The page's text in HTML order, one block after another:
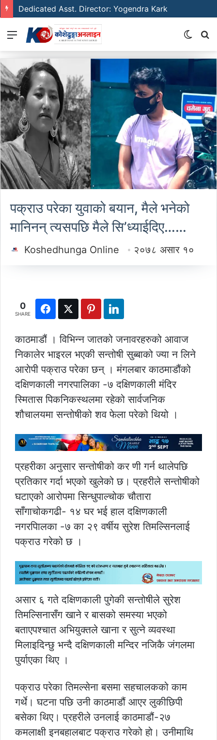
Dedicated Asst. Director: Yogendra Kark
Menu
Switch
पक्राउ परेका युवाको बयान, मैले भनेको
मानिनन् त्यसपछि मैले सि’ध्याईदिए……
Koshedhunga Online २०७८ असार १०
0
SHARE
काठमाडौं । विभिन्न जातको जनावरहरुको आवाज
निकालेर भाइरल भएकी सन्तोषी सुब्बाको ज्या न लिने
आराेपी पक्राउ परेका छन् । मंगलबार काठमाडौंको
दक्षिणकाली नगरपालिका -७ दक्षिणकाली मंदिर
स्मितास पिकनिकस्थलमा रहेको सार्वजनिक
शौचालयमा सन्तोषीको शव फेला परेको थियो ।
प्रहरीका अनुसार सन्तोषीको कर णी गर्न थालेपछि
प्रतिकार गर्दा भएको खुलेको छ। प्रहरीले सन्तोषीको
घटाएको आरोपमा सिन्धुपाल्चोक चौतारा
साँगाचोकगढी- १४ घर भई हाल दक्षिणकाली
नगरपािलका -७ का २९ वर्षीय सुरेश तिमल्सिनलाई
पक्राउ गरेको छ ।
असार ६ गते दक्षिणकाली पुगेकी सन्तोषीले सुरेश
तिमल्सिनासँग खाने र बासको समस्या भएको
बताएपश्चात अभियुक्तले खाना र सुत्ने व्यवस्था
मिलाइदिन्छु भन्दै दक्षिणकाली मन्दिर नजिकै जंगलमा
पुर्याएका थिए ।
पक्राउ परेका तिमल्सेना बसमा सहचालकको काम
गर्थे। घटना पछि उनी काठमाडौं आएर लुकीछिपी
बसेका थिए। प्रहरीले उनलाई काठमाडौं-२७
कमलाक्षी इनबहालबाट पक्राउ गरेको हो। उनीमाथि